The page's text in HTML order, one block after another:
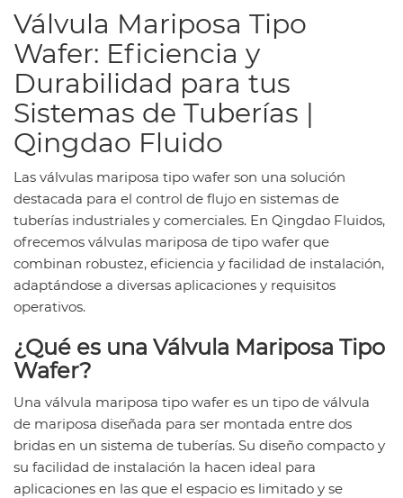
Válvula Mariposa Tipo
Wafer: Eficiencia y
Durabilidad para tus
Sistemas de Tuberías |
Qingdao Fluido
Las válvulas mariposa tipo wafer son una solución
destacada para el control de flujo en sistemas de
tuberías industriales y comerciales. En Qingdao Fluidos,
ofrecemos válvulas mariposa de tipo wafer que
combinan robustez, eficiencia y facilidad de instalación,
adaptándose a diversas aplicaciones y requisitos
operativos.
¿Qué es una Válvula Mariposa Tipo
Wafer?
Una válvula mariposa tipo wafer es un tipo de válvula
de mariposa diseñada para ser montada entre dos
bridas en un sistema de tuberías. Su diseño compacto y
su facilidad de instalación la hacen ideal para
aplicaciones en las que el espacio es limitado y se